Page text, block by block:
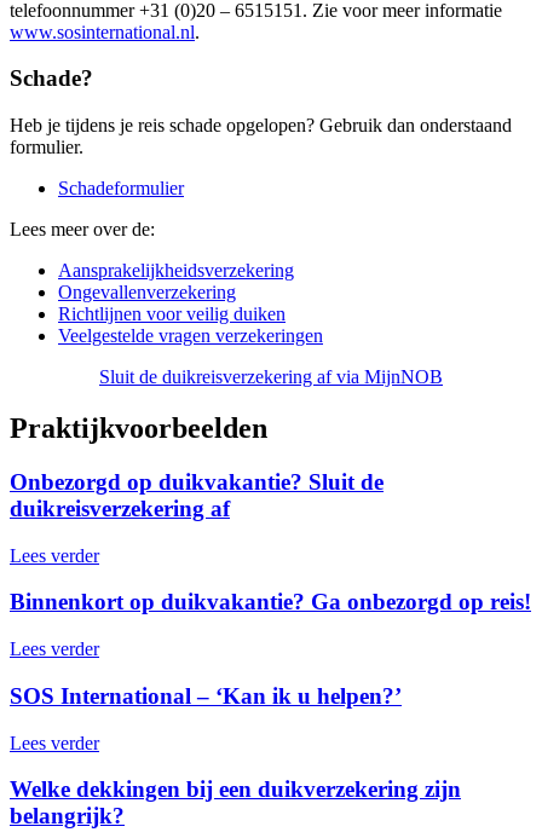
telefoonnummer +31 (0)20 – 6515151. Zie voor meer informatie
www.sosinternational.nl.
Schade?
Heb je tijdens je reis schade opgelopen? Gebruik dan onderstaand
formulier.
Schadeformulier
Lees meer over de:
Aansprakelijkheidsverzekering
Ongevallenverzekering
Richtlijnen voor veilig duiken
Veelgestelde vragen verzekeringen
Sluit de duikreisverzekering af via MijnNOB
Praktijkvoorbeelden
Onbezorgd op duikvakantie? Sluit de
duikreisverzekering af
Lees verder
Binnenkort op duikvakantie? Ga onbezorgd op reis!
Lees verder
SOS International – ‘Kan ik u helpen?’
Lees verder
Welke dekkingen bij een duikverzekering zijn
belangrijk?